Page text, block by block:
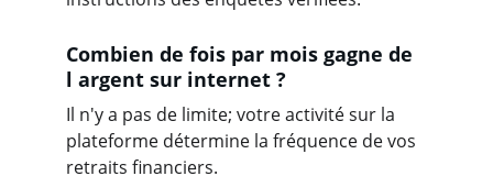
Combien de fois par mois gagne de
l argent sur internet ?
Il n'y a pas de limite; votre activité sur la
plateforme détermine la fréquence de vos
retraits financiers.